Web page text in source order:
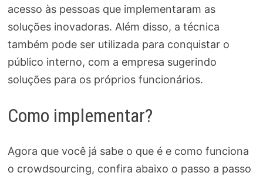
acesso às pessoas que implementaram as
soluções inovadoras. Além disso, a técnica
também pode ser utilizada para conquistar o
público interno, com a empresa sugerindo
soluções para os próprios funcionários.
Como implementar?
Agora que você já sabe o que é e como funciona
o crowdsourcing, confira abaixo o passo a passo